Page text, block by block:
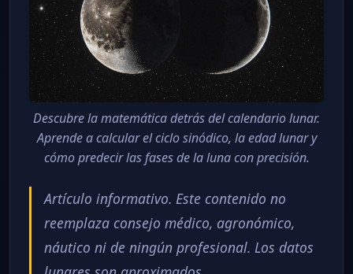
Descubre la matemática detrás del calendario lunar.
Aprende a calcular el ciclo sinódico, la edad lunar y
cómo predecir las fases de la luna con precisión.
Artículo informativo. Este contenido no
reemplaza consejo médico, agronómico,
náutico ni de ningún profesional. Los datos